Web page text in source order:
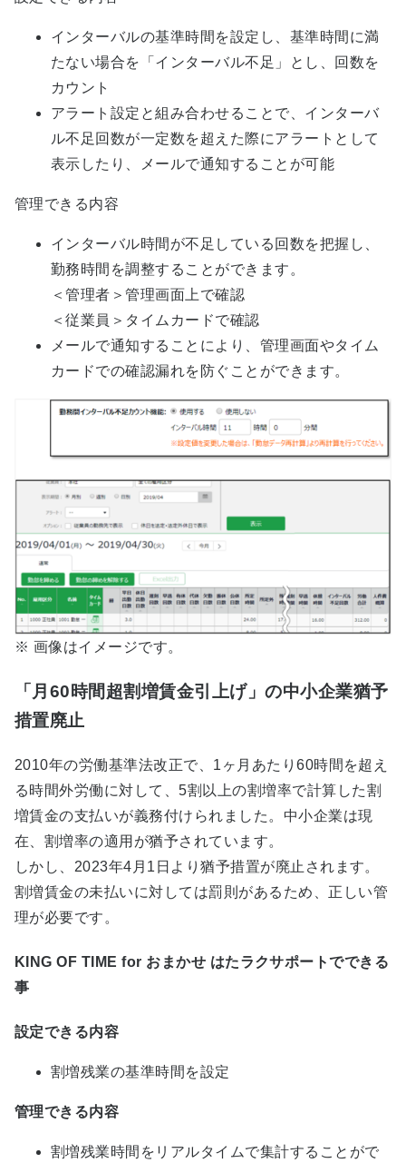
インターバルの基準時間を設定し、基準時間に満
たない場合を「インターバル不足」とし、回数を
カウント
アラート設定と組み合わせることで、インターバ
ル不足回数が一定数を超えた際にアラートとして
表示したり、メールで通知することが可能
管理できる内容
インターバル時間が不足している回数を把握し、
勤務時間を調整することができます。
＜管理者＞管理画面上で確認
＜従業員＞タイムカードで確認
メールで通知することにより、管理画面やタイム
カードでの確認漏れを防ぐことができます。
※ 画像はイメージです。
「月60時間超割増賃金引上げ」の中小企業猶予
措置廃止
2010年の労働基準法改正で、1ヶ月あたり60時間を超え
る時間外労働に対して、5割以上の割増率で計算した割
増賃金の支払いが義務付けられました。中小企業は現
在、割増率の適用が猶予されています。
しかし、2023年4月1日より猶予措置が廃止されます。
割増賃金の未払いに対しては罰則があるため、正しい管
理が必要です。
KING OF TIME for おまかせ はたラクサポートでできる
事
設定できる内容
割増残業の基準時間を設定
管理できる内容
割増残業時間をリアルタイムで集計することがで